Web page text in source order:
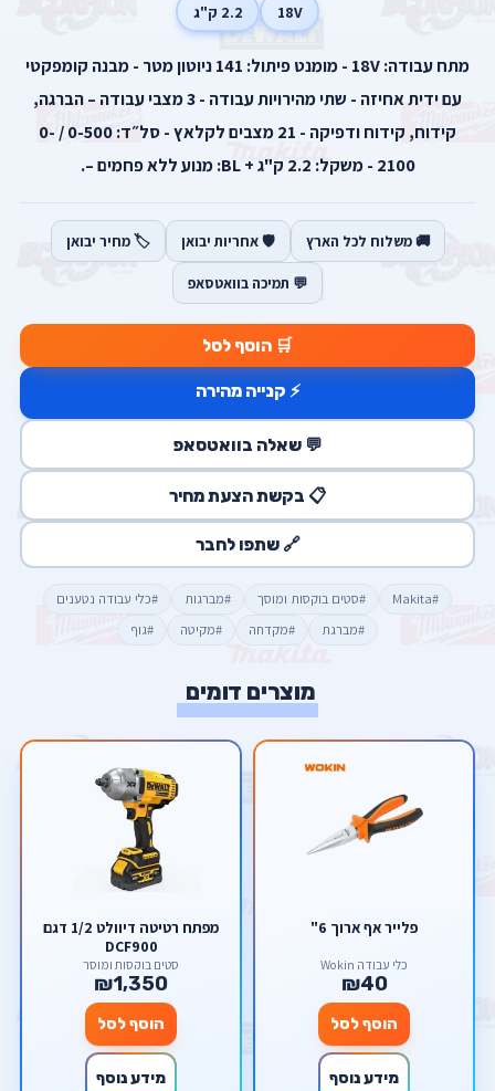
18V 2.2 ק"ג
מתח עבודה: 18V - מומנט פיתול: 141 ניוטון מטר - מבנה קומפקטי
עם ידית אחיזה - שתי מהירויות עבודה - 3 מצבי עבודה – הברגה,
קידוח, קידוח ודפיקה - 21 מצבים לקלאץ - סל״ד: 0-500 / 0-
2100 - משקל: 2.2 ק"ג + BL: מנוע ללא פחמים –.
🚚 משלוח לכל הארץ 🛡️ אחריות יבואן 🏷️ מחיר יבואן
💬 תמיכה בוואטסאפ
🛒 הוסף לסל
⚡ קנייה מהירה
💬 שאלה בוואטסאפ
📋 בקשת הצעת מחיר
🔗 שתפו לחבר
#Makita #סטים בוקסות ומוסך #מברגות
#כלי עבודה נטענים
#מברגת
#מקדחה #מקיטה #גוף
מוצרים דומים
פלייר אף ארוך 6"
כלי עבודה Wokin
₪40
הוסף לסל
מידע נוסף
מפתח רטיטה דיוולט 1/2 דגם
DCF900
סטים בוקסות ומוסך
₪1,350
הוסף לסל
מידע נוסף